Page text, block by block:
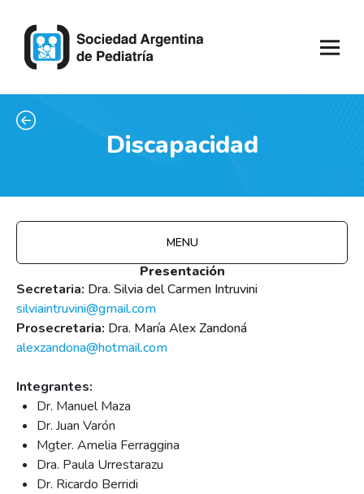
Discapacidad
MENU
Presentación
Secretaria: Dra. Silvia del Carmen Intruvini
silviaintruvini@gmail.com
Prosecretaria: Dra. María Alex Zandoná
alexzandona@hotmail.com
Integrantes:
Dr. Manuel Maza
Dr. Juan Varón
Mgter. Amelia Ferraggina
Dra. Paula Urrestarazu
Dr. Ricardo Berridi